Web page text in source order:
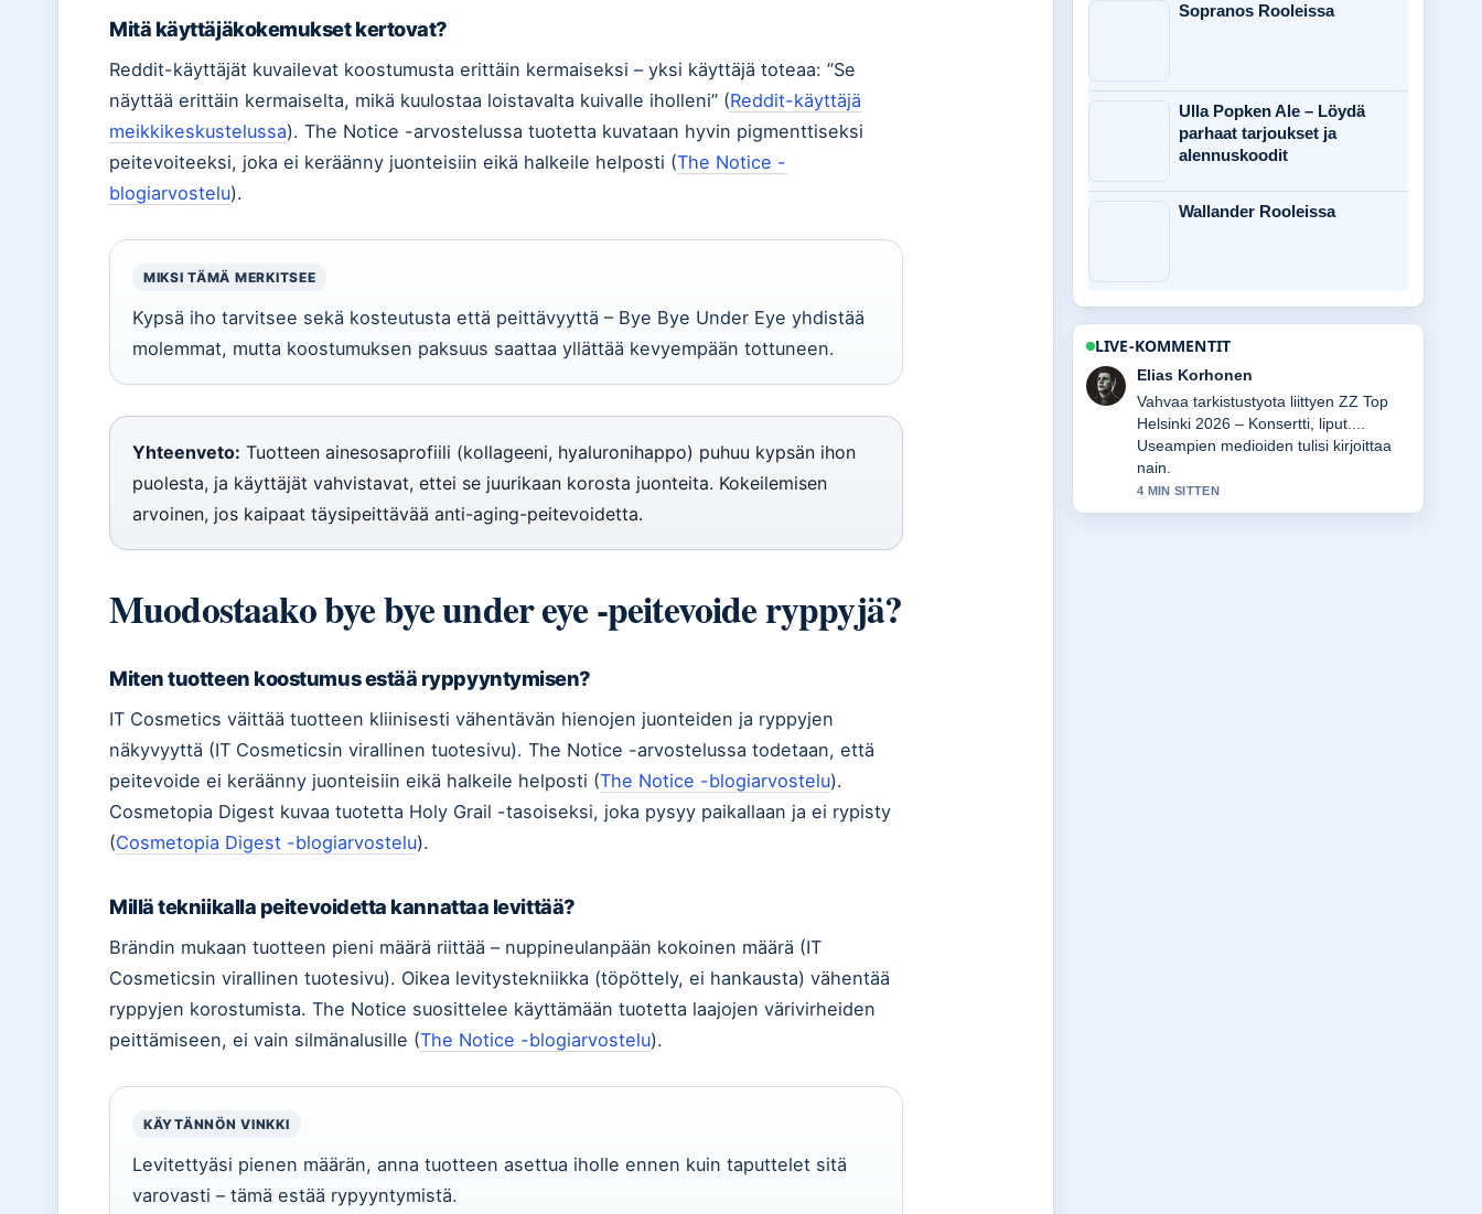
Mitä käyttäjäkokemukset kertovat?
Reddit-käyttäjät kuvailevat koostumusta erittäin kermaiseksi – yksi käyttäjä toteaa: ”Se
näyttää erittäin kermaiselta, mikä kuulostaa loistavalta kuivalle iholleni” (Reddit-käyttäjä
meikkikeskustelussa). The Notice -arvostelussa tuotetta kuvataan hyvin pigmenttiseksi
peitevoiteeksi, joka ei keräänny juonteisiin eikä halkeile helposti (The Notice -
blogiarvostelu).
MIKSI TÄMÄ MERKITSEE
Kypsä iho tarvitsee sekä kosteutusta että peittävyyttä – Bye Bye Under Eye yhdistää
molemmat, mutta koostumuksen paksuus saattaa yllättää kevyempään tottuneen.
Yhteenveto: Tuotteen ainesosaprofiili (kollageeni, hyaluronihappo) puhuu kypsän ihon
puolesta, ja käyttäjät vahvistavat, ettei se juurikaan korosta juonteita. Kokeilemisen
arvoinen, jos kaipaat täysipeittävää anti-aging-peitevoidetta.
Muodostaako bye bye under eye -peitevoide ryppyjä?
Miten tuotteen koostumus estää ryppyyntymisen?
IT Cosmetics väittää tuotteen kliinisesti vähentävän hienojen juonteiden ja ryppyjen
näkyvyyttä (IT Cosmeticsin virallinen tuotesivu). The Notice -arvostelussa todetaan, että
peitevoide ei keräänny juonteisiin eikä halkeile helposti (The Notice -blogiarvostelu).
Cosmetopia Digest kuvaa tuotetta Holy Grail -tasoiseksi, joka pysyy paikallaan ja ei rypisty
(Cosmetopia Digest -blogiarvostelu).
Millä tekniikalla peitevoidetta kannattaa levittää?
Brändin mukaan tuotteen pieni määrä riittää – nuppineulanpään kokoinen määrä (IT
Cosmeticsin virallinen tuotesivu). Oikea levitystekniikka (töpöttely, ei hankausta) vähentää
ryppyjen korostumista. The Notice suosittelee käyttämään tuotetta laajojen värivirheiden
peittämiseen, ei vain silmänalusille (The Notice -blogiarvostelu).
KÄYTÄNNÖN VINKKI
Levitettyäsi pienen määrän, anna tuotteen asettua iholle ennen kuin taputtelet sitä
varovasti – tämä estää rypyyntymistä.
Sopranos Rooleissa
Ulla Popken Ale – Löydä
parhaat tarjoukset ja
alennuskoodit
Wallander Rooleissa
LIVE-KOMMENTIT
Noora Niemi
Hyva yhteenveto aiheesta Hullut Päivät
kuvasto 2025 – kaikki mitä.... Tama on
tahan mennessa selkein kooste
tanaan.
6 MIN SITTEN